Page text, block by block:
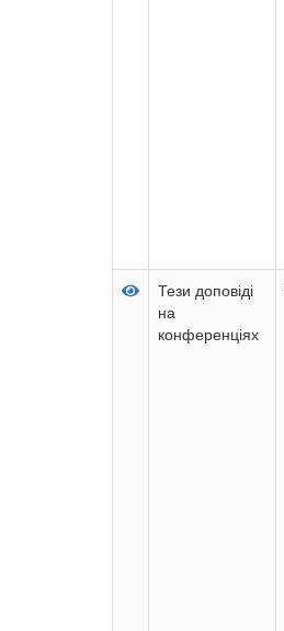
Тези доповіді
на
конференціях